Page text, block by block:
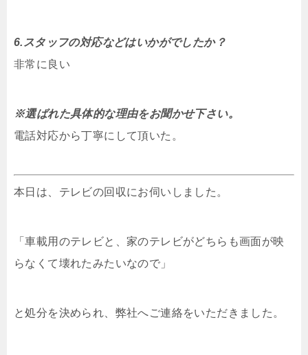
6.スタッフの対応などはいかがでしたか？
非常に良い
※選ばれた具体的な理由をお聞かせ下さい。
電話対応から丁寧にして頂いた。
本日は、テレビの回収にお伺いしました。
「車載用のテレビと、家のテレビがどちらも画面が映
らなくて壊れたみたいなので」
と処分を決められ、弊社へご連絡をいただきました。